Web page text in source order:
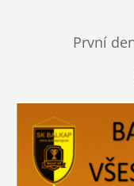
První